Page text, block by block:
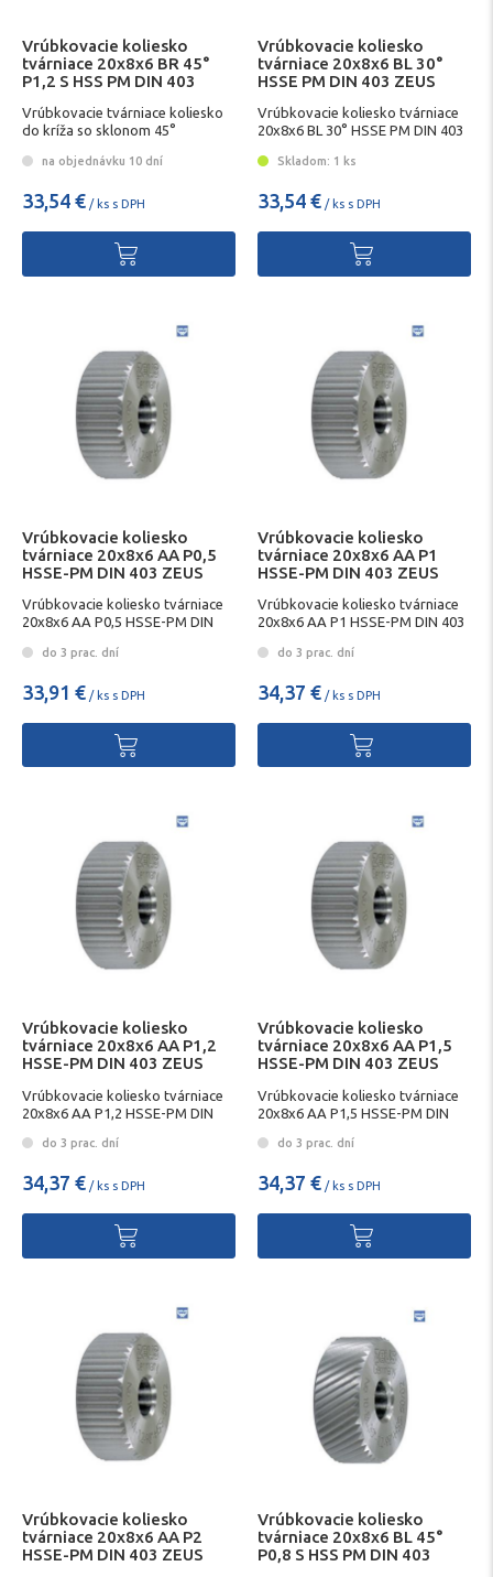
Vrúbkovacie koliesko
tvárniace 20x8x6 BR 45°
P1,2 S HSS PM DIN 403
Vrúbkovacie tvárniace koliesko
do kríža so sklonom 45°
na objednávku 10 dní
33,54 € / ks s DPH
Vrúbkovacie koliesko
tvárniace 20x8x6 BL 30°
HSSE PM DIN 403 ZEUS
Vrúbkovacie koliesko tvárniace
20x8x6 BL 30° HSSE PM DIN 403
Skladom: 1 ks
33,54 € / ks s DPH
Vrúbkovacie koliesko
tvárniace 20x8x6 AA P0,5
HSSE-PM DIN 403 ZEUS
Vrúbkovacie koliesko tvárniace
20x8x6 AA P0,5 HSSE-PM DIN
do 3 prac. dní
33,91 € / ks s DPH
Vrúbkovacie koliesko
tvárniace 20x8x6 AA P1
HSSE-PM DIN 403 ZEUS
Vrúbkovacie koliesko tvárniace
20x8x6 AA P1 HSSE-PM DIN 403
do 3 prac. dní
34,37 € / ks s DPH
Vrúbkovacie koliesko
tvárniace 20x8x6 AA P1,2
HSSE-PM DIN 403 ZEUS
Vrúbkovacie koliesko tvárniace
20x8x6 AA P1,2 HSSE-PM DIN
do 3 prac. dní
34,37 € / ks s DPH
Vrúbkovacie koliesko
tvárniace 20x8x6 AA P1,5
HSSE-PM DIN 403 ZEUS
Vrúbkovacie koliesko tvárniace
20x8x6 AA P1,5 HSSE-PM DIN
do 3 prac. dní
34,37 € / ks s DPH
Vrúbkovacie koliesko
tvárniace 20x8x6 AA P2
HSSE-PM DIN 403 ZEUS
Vrúbkovacie koliesko
tvárniace 20x8x6 BL 45°
P0,8 S HSS PM DIN 403